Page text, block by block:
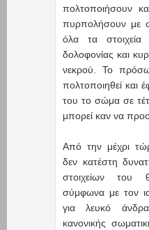
πολτοποιήσουν
πυρπολήσουν με
όλα τα
δολοφονίας και
νεκρού. Το
πολτοποιηθεί και
του το σώμα σε
μπορεί καν να
Από την μέχρι
δεν κατέστη
στοιχείων του
σύμφωνα με τον
για λευκό
κανονικής